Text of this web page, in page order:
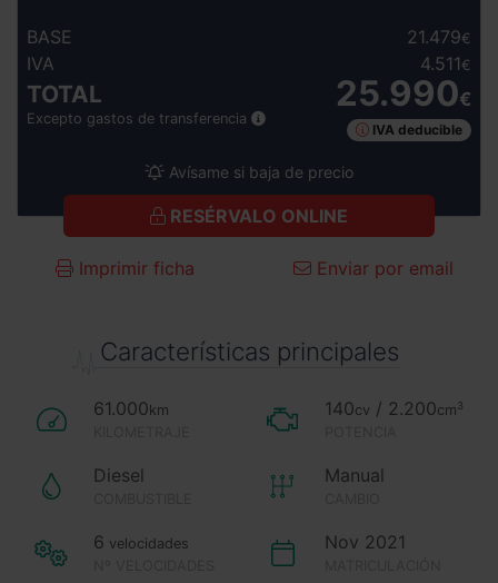
Características principales
61.000km
140cv / 2.200cm3
Diesel Manual
6 velocidades Nov 2021
BASE 21.479€
IVA 4.511€
TOTAL 25.990€
Excepto gastos de transferencia
IVA deducible
Avísame si baja de precio
RESÉRVALO ONLINE
Imprimir ficha Enviar por email